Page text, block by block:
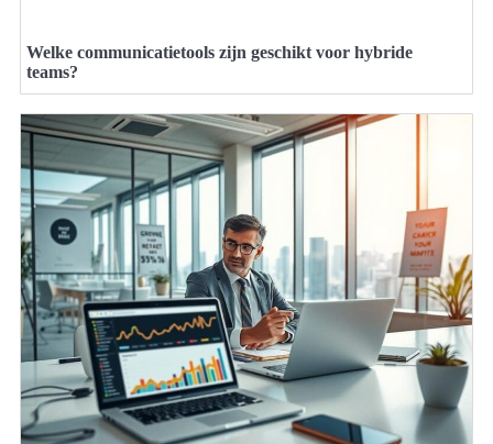
Welke communicatietools zijn geschikt voor hybride
teams?